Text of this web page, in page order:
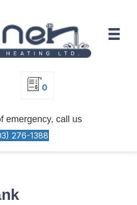
0
emergency, call us
276-1388